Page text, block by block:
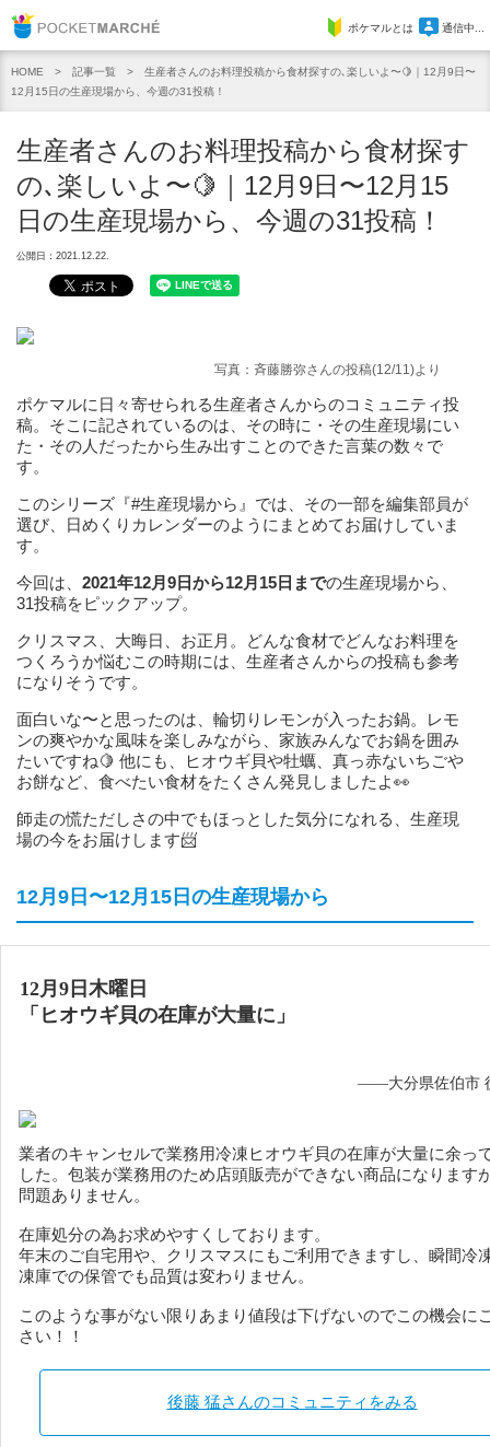
Pocket Marcheポケマルとは 通信中...
HOME 記事一覧
生産者さんのお料理投稿から食材探すの､楽しいよ〜🍋｜12月9日〜
12月15日の生産現場から、今週の31投稿！
生産者さんのお料理投稿から食材探す
の､楽しいよ〜🍋｜12月9日〜12月15
日の生産現場から、今週の31投稿！
公開日：2021.12.22.
写真：斉藤勝弥さんの投稿(12/11)より
ポケマルに日々寄せられる生産者さんからのコミュニティ投
稿。そこに記されているのは、その時に・その生産現場にい
た・その人だったから生み出すことのできた言葉の数々で
す。
このシリーズ『#生産現場から』では、その一部を編集部員が
選び、日めくりカレンダーのようにまとめてお届けしていま
す。
今回は、 2021年12月9日から12月15日までの生産現場から、
31投稿をピックアップ。
クリスマス、大晦日、お正月。どんな食材でどんなお料理を
つくろうか悩むこの時期には、生産者さんからの投稿も参考
になりそうです。
面白いな〜と思ったのは、輪切りレモンが入ったお鍋。レモ
ンの爽やかな風味を楽しみながら、家族みんなでお鍋を囲み
たいですね🍋 他にも、ヒオウギ貝や牡蠣、真っ赤ないちごや
お餅など、食べたい食材をたくさん発見しましたよ👀
師走の慌ただしさの中でもほっとした気分になれる、生産現
場の今をお届けします📨
12月9日〜12月15日の生産現場から
12月9日木曜日
「ヒオウギ貝の在庫が大量に」
——大分県佐伯市
業者のキャンセルで業務用冷凍ヒオウギ貝の在庫が大量に余っ
した。 包装が業務用のため店頭販売ができない商品になります
問題ありません。
在庫処分の為お求めやすくしております。
年末のご自宅用や、クリスマスにもご利用できますし、瞬間冷
凍庫での保管でも品質は変わりません。
このような事がない限りあまり値段は下げないのでこの機会に
さい！！
後藤 猛さんのコミュニティをみる